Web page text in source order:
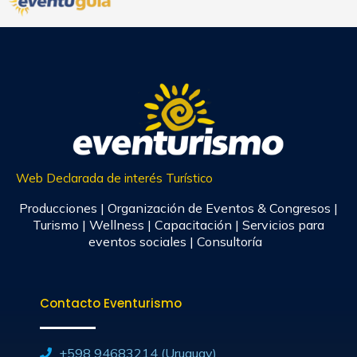
Web Declarada de interés Turístico
Producciones | Organización de Eventos & Congresos |
Turismo | Wellness | Capacitación | Servicios para
eventos sociales | Consultoría
Contacto Eventurismo
+598 94683214 (Uruguay)